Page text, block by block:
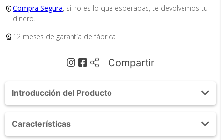
Compra Segura, si no es lo que esperabas, te devolvemos tu
dinero.
12 meses de garantía de fábrica
Compartir
Introducción del Producto
Motorizado P2P IP Wifi
Características
que esperabas o te devolvemos el 100% de tu